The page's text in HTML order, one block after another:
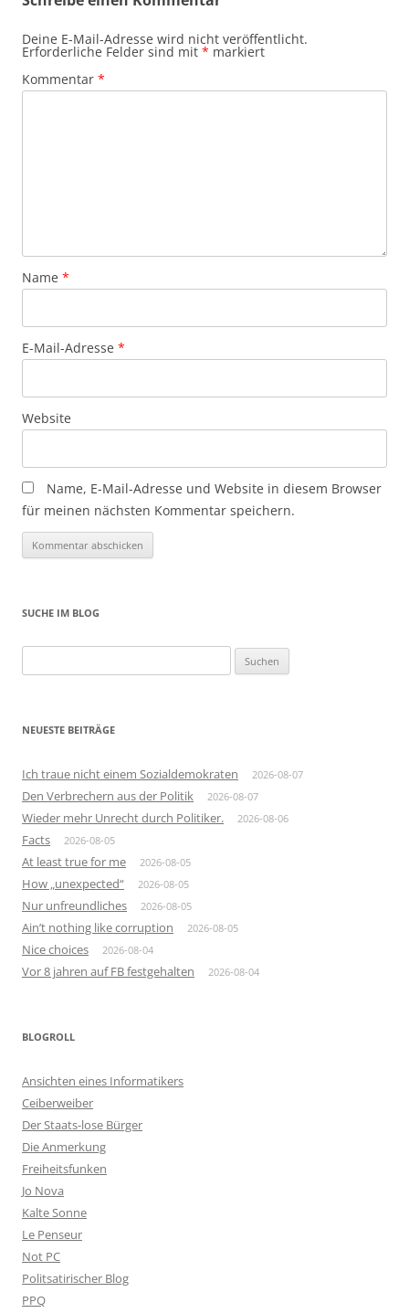
Deine E-Mail-Adresse wird nicht veröffentlicht.
Erforderliche Felder sind mit * markiert
Kommentar *
Name *
E-Mail-Adresse *
Website
Name, E-Mail-Adresse und Website in diesem Browser
für meinen nächsten Kommentar speichern.
SUCHE IM BLOG
nach:
NEUESTE BEITRÄGE
Ich traue nicht einem Sozialdemokraten 2026-08-07
Den Verbrechern aus der Politik 2026-08-07
Wieder mehr Unrecht durch Politiker. 2026-08-06
Facts 2026-08-05
At least true for me 2026-08-05
How „unexpected“ 2026-08-05
Nur unfreundliches 2026-08-05
Ain’t nothing like corruption 2026-08-05
Nice choices 2026-08-04
Vor 8 jahren auf FB festgehalten 2026-08-04
BLOGROLL
Ansichten eines Informatikers
Ceiberweiber
Der Staats-lose Bürger
Die Anmerkung
Freiheitsfunken
Jo Nova
Kalte Sonne
Le Penseur
Not PC
Politsatirischer Blog
PPQ